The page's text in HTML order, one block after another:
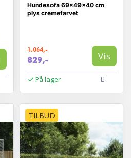
Hundesofa 69x49x40 cm
plys cremefarvet
1.064,-
829,- Vis
På lager
TILBUD